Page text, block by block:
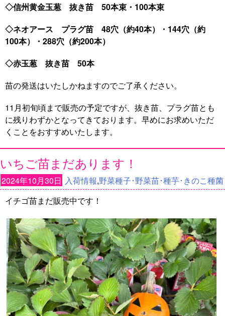
◇信州黄金玉葱 抜き苗 50本束・100本束
◇ネオアース プラグ苗 48穴（約40本）・144穴（約
100本）・288穴（約200本）
◇赤玉葱 抜き苗 50本
苗の発送はいたしかねますのでご了承ください。
11月初旬頃まで販売の予定ですが、抜き苗、プラグ苗とも
に残りわずかとなってきております。早めにお求めいただ
くことをおすすめいたします。
いちご苗まだあります！
2024年10月30日 入荷情報,野菜種子･野菜苗･種芋･きのこ種菌
イチゴ苗まだ販売中です！